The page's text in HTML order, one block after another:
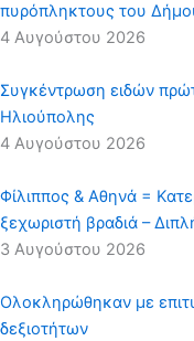
πυρόπληκτους του
4 Αυγούστου 2026
Συγκέντρωση ειδών
Ηλιούπολης
4 Αυγούστου 2026
Φίλιππος & Αθηνά =
ξεχωριστή βραδιά –
3 Αυγούστου 2026
Ολοκληρώθηκαν με
δεξιοτήτων